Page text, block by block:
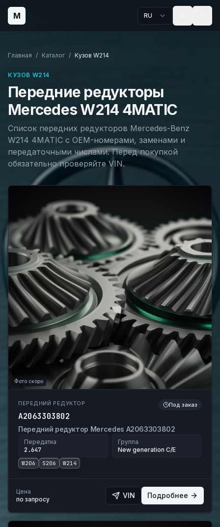
M RU
Главная / Каталог / Кузов W214
КУЗОВ W214
Передние редукторы
MercedesW214 4MATIC
Список передних редукторов Mercedes-Benz
W214 4MATIC с OEM-номерами, заменами и
передаточными числами. Перед покупкой
обязательно проверяйте VIN.
Фото скоро
ПЕРЕДНИЙ РЕДУКТОР Под заказ
A2063303802
Передний редуктор Mercedes A2063303802
Передатка
2.647
Группа
New generation C/E
W206 S206 W214
Цена
по запросу
VIN Подробнее